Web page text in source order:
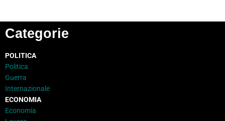
Categorie
POLITICA
Politica
Guerra
Internazionale
ECONOMIA
Economia